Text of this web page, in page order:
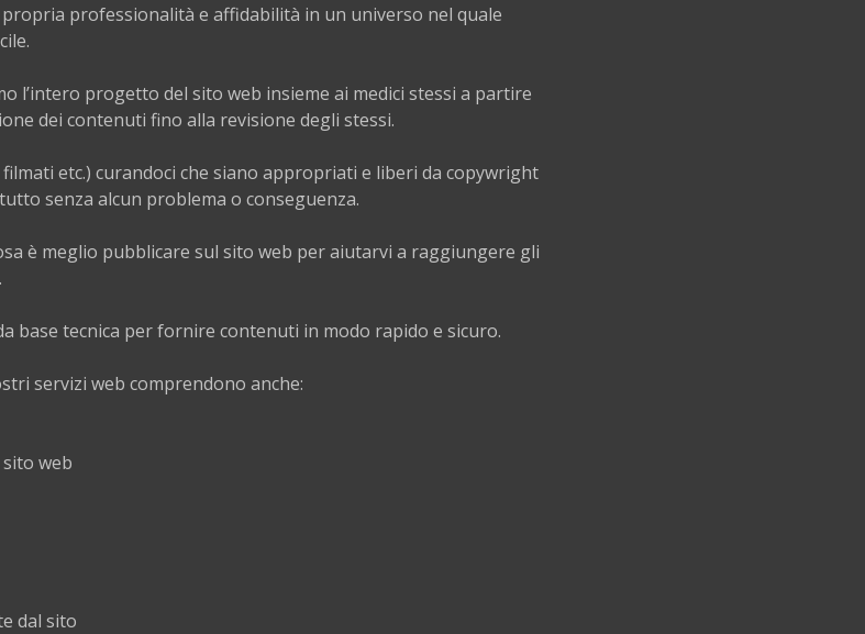
professionalità e affidabilità in un universo nel quale
l’intero progetto del sito web insieme ai medici stessi a partire
dei contenuti fino alla revisione degli stessi.
etc.) curandoci che siano appropriati e liberi da copywright
senza alcun problema o conseguenza.
è meglio pubblicare sul sito web per aiutarvi a raggiungere gli
base tecnica per fornire contenuti in modo rapido e sicuro.
servizi web comprendono anche:
web
dal sito